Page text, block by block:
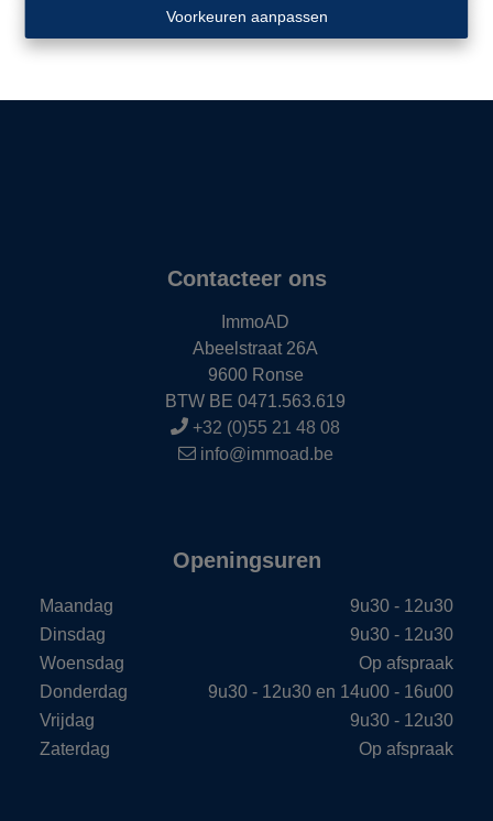
Voorkeuren aanpassen
Contacteer ons
ImmoAD
Abeelstraat 26A
9600 Ronse
BTW BE 0471.563.619
+32 (0)55 21 48 08
info@immoad.be
Openingsuren
Maandag
9u30 - 12u30
Dinsdag
9u30 - 12u30
Woensdag
Op afspraak
Donderdag
9u30 - 12u30 en 14u00 - 16u00
Vrijdag
9u30 - 12u30
Zaterdag
Op afspraak